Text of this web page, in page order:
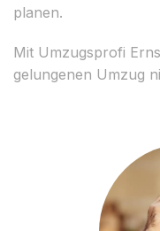
planen.
Mit Umzugsprofi
gelungenen Umzug